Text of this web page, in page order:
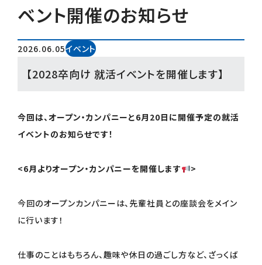
ベント開催のお知らせ
2026.06.05イベント
【2028卒向け 就活イベントを開催します】
今回は、オープン・カンパニーと6月20日に開催予定の就活
イベントのお知らせです！
<6月よりオープン・カンパニーを開催します >
今回のオープンカンパニーは、先輩社員との座談会をメイン
に行います！
仕事のことはもちろん、趣味や休日の過ごし方など、ざっくば